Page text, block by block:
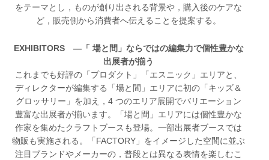
をテーマとし，ものが創り出される背景や，購入後のケアな
ど，販売側から消費者へ伝えることを提案する。
EXHIBITORS ―「 場と間」ならではの編集力で個性豊かな
出展者が揃う
これまでも好評の「プロダクト」「エスニック」エリアと、
ディレクターが編集する「場と間」エリアに初の「キッズ＆
グロッサリー」を加え，4 つのエリア展開でバリエーション
豊富な出展者が揃います。「場と間」エリアには個性豊かな
作家を集めたクラフトブースも登場。一部出展者ブースでは
物販も実施される。「FACTORY」をイメージした空間に並ぶ
注目ブランドやメーカーの，普段とは異なる表情を楽しむこ